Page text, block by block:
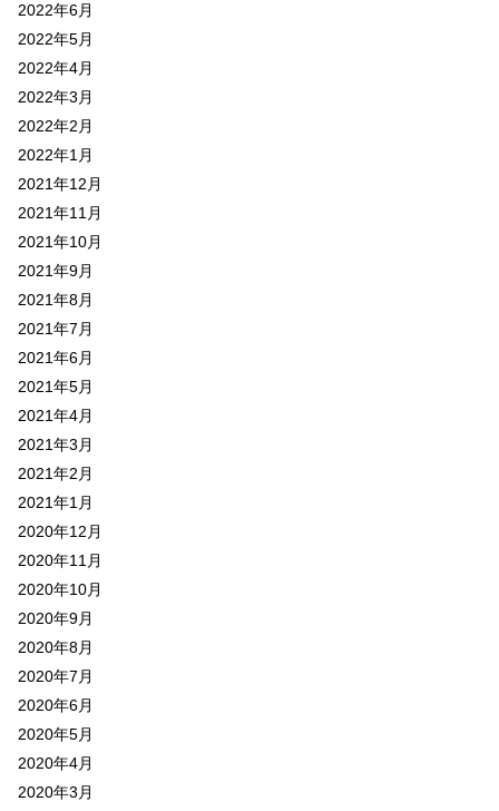
2022年6月
2022年5月
2022年4月
2022年3月
2022年2月
2022年1月
2021年12月
2021年11月
2021年10月
2021年9月
2021年8月
2021年7月
2021年6月
2021年5月
2021年4月
2021年3月
2021年2月
2021年1月
2020年12月
2020年11月
2020年10月
2020年9月
2020年8月
2020年7月
2020年6月
2020年5月
2020年4月
2020年3月